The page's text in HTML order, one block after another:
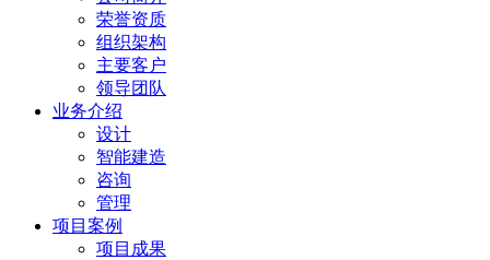
荣誉资质
组织架构
主要客户
领导团队
业务介绍
设计
智能建造
咨询
管理
项目案例
项目成果